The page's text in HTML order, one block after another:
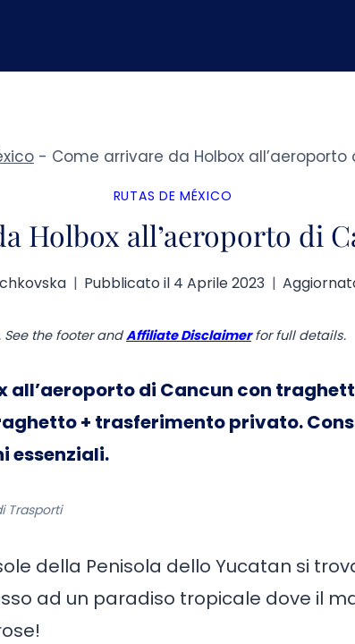
- Come arrivare da Holbox all’aeroporto
RUTAS DE MÉXICO
Holbox all’aeroporto di
Pubblicato il 4 Aprile 2023
the footer andAffiliate Disclaimerfor full details.
all’aeroporto di Cancun con
+ trasferimento privato.
essenziali.
Trasporti
della Penisola dello Yucatan si
ad un paradiso tropicale dove il